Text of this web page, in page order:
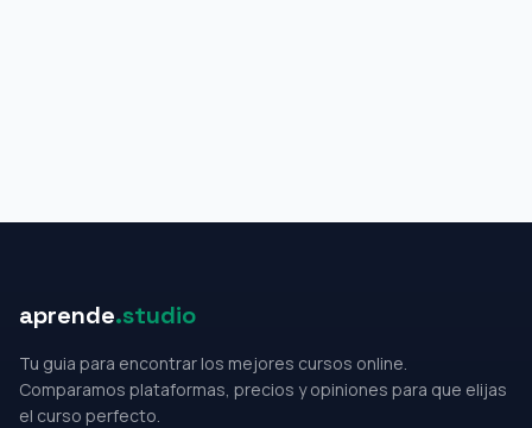
aprende.studio
Tu guia para encontrar los mejores cursos online.
Comparamos plataformas, precios y opiniones para que elijas
el curso perfecto.